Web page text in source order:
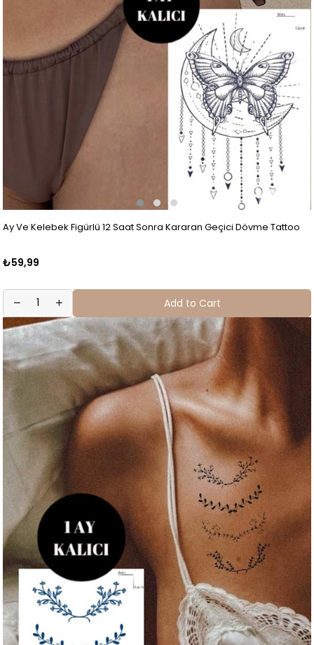
Ay Ve Kelebek Figürlü 12 Saat Sonra Kararan Geçici Dövme Tattoo
₺59,99
Add to Cart